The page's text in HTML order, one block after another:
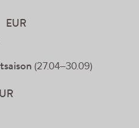
EUR
(27.04–30.09)